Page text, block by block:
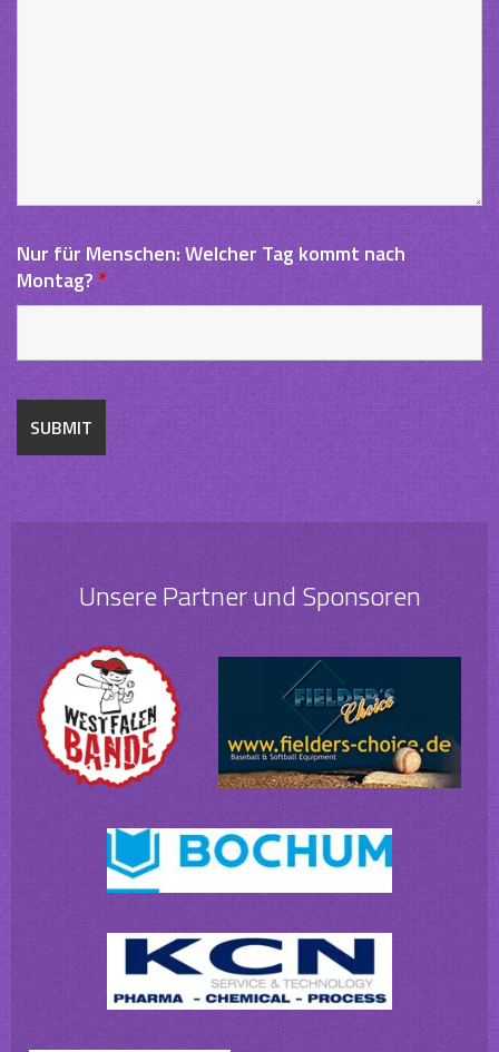
Nur für Menschen: Welcher Tag kommt nach
Montag? *
Unsere Partner und Sponsoren